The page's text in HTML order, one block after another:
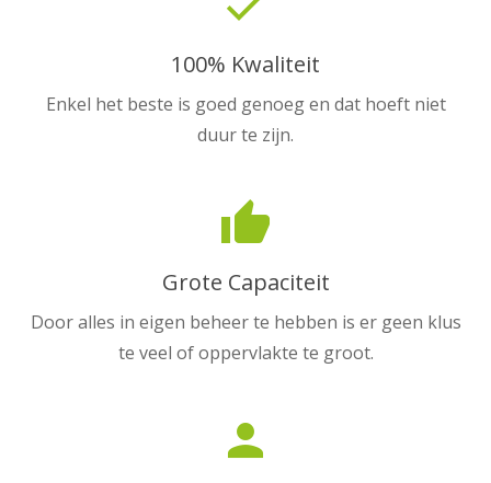
100% Kwaliteit
Enkel het beste is goed genoeg en dat hoeft niet
duur te zijn.
thumb_up
Grote Capaciteit
Door alles in eigen beheer te hebben is er geen klus
te veel of oppervlakte te groot.
person